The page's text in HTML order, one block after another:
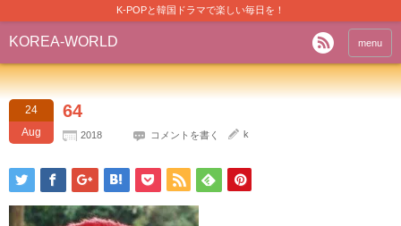
K-POPと韓国ドラマで楽しい毎日を！
KOREA-WORLD menu
24
Aug
64
2018 コメントを書く k